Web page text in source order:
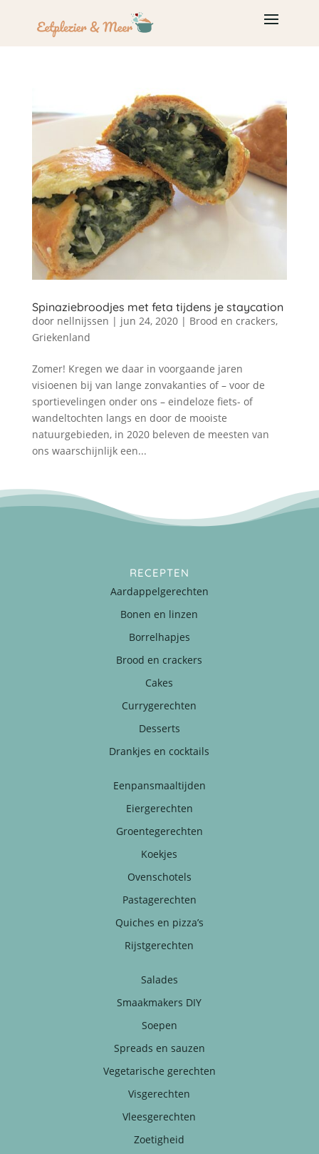
Spinaziebroodjes met feta tijdens je staycation
door nellnijssen | jun 24, 2020| Brood en crackers,
Griekenland
Zomer! Kregen we daar in voorgaande jaren
visioenen bij van lange zonvakanties of – voor de
sportievelingen onder ons – eindeloze fiets- of
wandeltochten langs en door de mooiste
natuurgebieden, in 2020 beleven de meesten van
ons waarschijnlijk een...
RECEPTEN
Aardappelgerechten
Bonen en linzen
Borrelhapjes
Brood en crackers
Cakes
Currygerechten
Desserts
Drankjes en cocktails
Eenpansmaaltijden
Eiergerechten
Groentegerechten
Koekjes
Ovenschotels
Pastagerechten
Quiches en pizza’s
Rijstgerechten
Salades
Smaakmakers DIY
Soepen
Spreads en sauzen
Vegetarische gerechten
Visgerechten
Vleesgerechten
Zoetigheid